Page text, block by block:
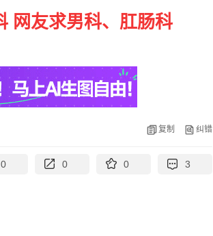
网友求男科、肛肠科
复制 纠错
0 0 0 3